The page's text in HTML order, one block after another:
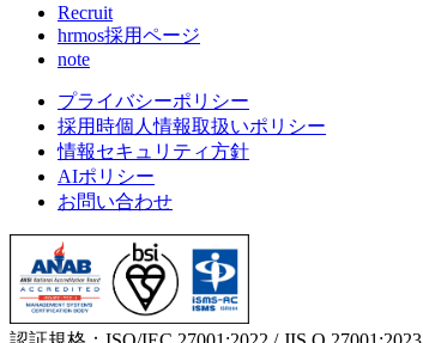
Recruit
hrmos採用ページ
note
プライバシーポリシー
採用時個人情報取扱いポリシー
情報セキュリティ方針
AIポリシー
お問い合わせ